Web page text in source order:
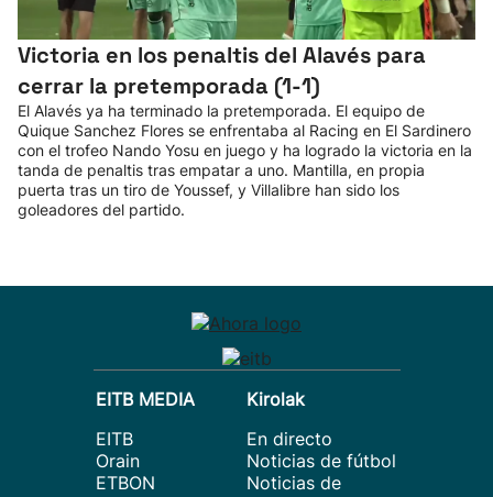
Victoria en los penaltis del Alavés para
cerrar la pretemporada (1-1)
El Alavés ya ha terminado la pretemporada. El equipo de
Quique Sanchez Flores se enfrentaba al Racing en El Sardinero
con el trofeo Nando Yosu en juego y ha logrado la victoria en la
tanda de penaltis tras empatar a uno. Mantilla, en propia
puerta tras un tiro de Youssef, y Villalibre han sido los
goleadores del partido.
EITB MEDIA
EITB
Orain
ETBON
Kirolak
En directo
Noticias de fútbol
Noticias de